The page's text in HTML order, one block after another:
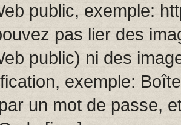
public, exemple:
pas lier des
public) ni des
exemple:
un mot de passe,